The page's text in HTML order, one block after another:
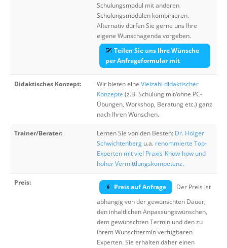
Schulungsmodul mit anderen
Schulungsmodulen kombinieren.
Alternativ dürfen Sie gerne uns Ihre
eigene Wunschagenda vorgeben.
Teilen Sie uns Ihre Wünsche
per Anfrageformular mit
Didaktisches Konzept: Wir bieten eine Vielzahl didaktischer
Konzepte (z.B. Schulung mit/ohne PC-
Übungen, Workshop, Beratung etc.) ganz
nach Ihren Wünschen.
Trainer/Berater: Lernen Sie von den Besten: Dr. Holger
Schwichtenberg u.a. renommierte Top-
Experten mit viel Praxis-Know-how und
hoher Vermittlungskompetenz.
Preis:
Preis auf Anfrage
Der Preis ist
abhängig von der gewünschten Dauer,
den inhaltlichen Anpassungswünschen,
dem gewünschten Termin und den zu
Ihrem Wunschtermin verfügbaren
Experten. Sie erhalten daher einen